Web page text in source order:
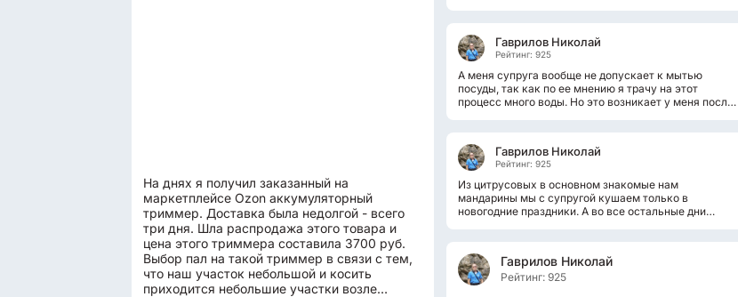
На днях я получил заказанный на
маркетплейсе Ozon аккумуляторный
триммер. Доставка была недолгой - всего
три дня. Шла распродажа этого товара и
цена этого триммера составила 3700 руб.
Выбор пал на такой триммер в связи с тем,
что наш участок небольшой и косить
приходится небольшие участки возле
Гаврилов Николай
Рейтинг: 925
А меня супруга вообще не допускает к мытью
посуды, так как по ее мнению я трачу на этот
процесс много воды. Но это возникает у меня после
Гаврилов Николай
Рейтинг: 925
Из цитрусовых в основном знакомые нам
мандарины мы с супругой кушаем только в
новогодние праздники. А во все остальные дни
Гаврилов Николай
Рейтинг: 925